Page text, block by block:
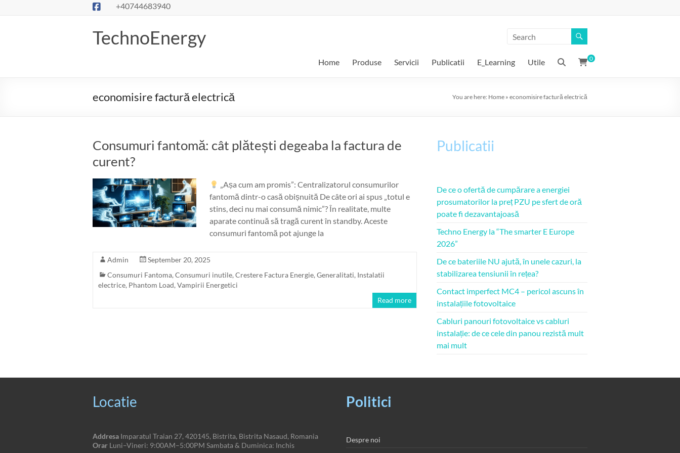
+40744683940
TechnoEnergy
0
Home Produse Servicii Publicatii E_Learning Utile
economisire factură electrică You are here: Home » economisire factură electrică
Consumuri fantomă: cât plătești degeaba la factura de
curent?
„Așa cum am promis”: Centralizatorul consumurilor
fantomă dintr-o casă obișnuită De câte ori ai spus „totul e
stins, deci nu mai consumă nimic”? În realitate, multe
aparate continuă să tragă curent în standby. Aceste
consumuri fantomă pot ajunge la
Admin
September 20, 2025
Consumuri Fantoma, Consumuri inutile, Crestere Factura Energie, Generalitati, Instalatii
electrice, Phantom Load, Vampirii Energetici
Read more
Publicatii
De ce o ofertă de cumpărare a energiei
prosumatorilor la preț PZU pe sfert de oră
poate fi dezavantajoasă
Techno Energy la “The smarter E Europe
2026”
De ce bateriile NU ajută, în unele cazuri, la
stabilizarea tensiunii în rețea?
Contact imperfect MC4 – pericol ascuns în
instalațiile fotovoltaice
Cabluri panouri fotovoltaice vs cabluri
instalație: de ce cele din panou rezistă mult
mai mult
Locatie
Addresa Imparatul Traian 27, 420145, Bistrita, Bistrita Nasaud, Romania
Orar Luni–Vineri: 9:00AM–5:00PM Sambata & Duminica: Inchis
Politici
Despre noi